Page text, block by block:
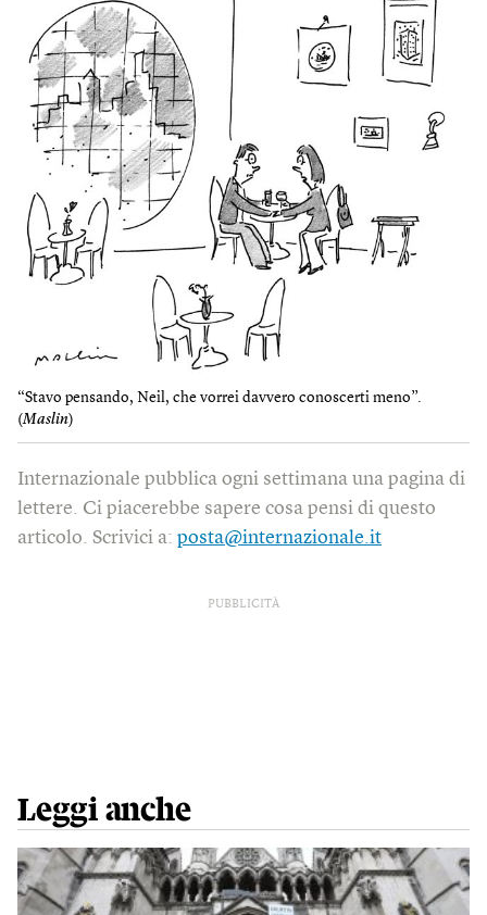
“Stavo pensando, Neil, che vorrei davvero conoscerti meno”.
(Maslin)
Internazionale pubblica ogni settimana una pagina di
lettere. Ci piacerebbe sapere cosa pensi di questo
articolo. Scrivici a: posta@internazionale.it
PUBBLICITÀ
Leggi anche